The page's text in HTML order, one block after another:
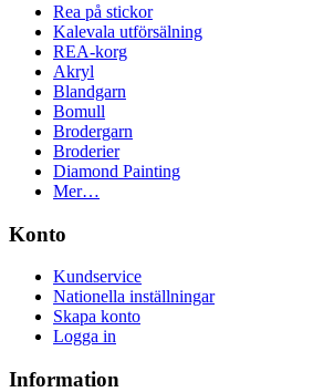
Rea på stickor
Kalevala utförsälning
REA-korg
Akryl
Blandgarn
Bomull
Brodergarn
Broderier
Diamond Painting
Mer…
Konto
Kundservice
Nationella inställningar
Skapa konto
Logga in
Information